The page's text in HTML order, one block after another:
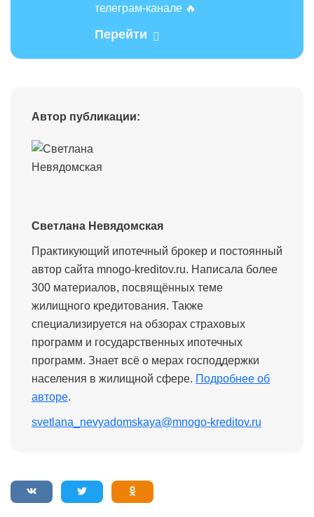
телеграм-канале 🔥
Перейти
Автор публикации:
Светлана Невядомская
Практикующий ипотечный брокер и постоянный
автор сайта mnogo-kreditov.ru. Написала более
300 материалов, посвящённых теме
жилищного кредитования. Также
специализируется на обзорах страховых
программ и государственных ипотечных
программ. Знает всё о мерах господдержки
населения в жилищной сфере. Подробнее об
авторе.
svetlana_nevyadomskaya@mnogo-kreditov.ru